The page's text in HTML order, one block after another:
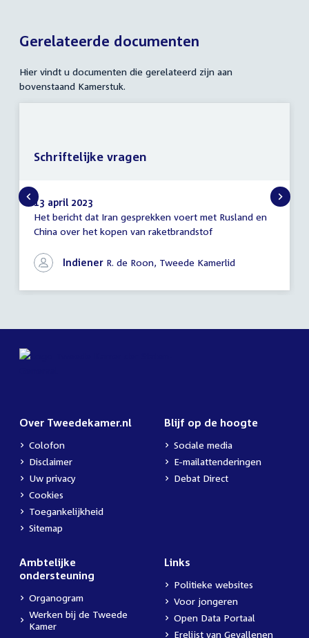
Gerelateerde documenten
Hier vindt u documenten die gerelateerd zijn aan
bovenstaand Kamerstuk.
Schriftelijke
vragen
13 april 2023
Het bericht dat Iran gesprekken voert met Rusland en
China over het kopen van raketbrandstof
Indiener R. de Roon, Tweede Kamerlid
Schriftelijke vragen
Over Tweedekamer.nl
Colofon
Disclaimer
Uw privacy
Cookies
Toegankelijkheid
Sitemap
Blijf op de hoogte
Sociale media
E-mailattenderingen
Debat Direct
Ambtelijke
ondersteuning
Organogram
Werken bij de Tweede
Kamer
Links
Politieke websites
Voor jongeren
Open Data Portaal
Erelijst van Gevallenen